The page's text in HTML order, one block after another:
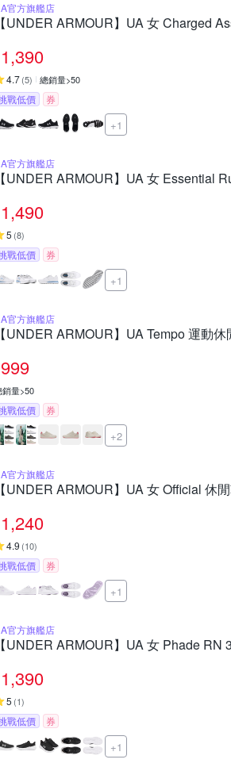
官方旗艦店
UNDER ARMOUR】UA 女 Charged
1,390
4.7(5) 總銷量>50
戰低價 券
+1
官方旗艦店
UNDER ARMOUR】UA 女 Essential
1,490
5 (8)
戰低價 券
+1
官方旗艦店
UNDER ARMOUR】UA Tempo 運動休
999
銷量>50
戰低價 券
+2
官方旗艦店
UNDER ARMOUR】UA 女 Official 休
1,240
4.9 (10)
戰低價 券
+1
官方旗艦店
UNDER ARMOUR】UA 女 Phade RN
1,390
5 (1)
戰低價 券
+1